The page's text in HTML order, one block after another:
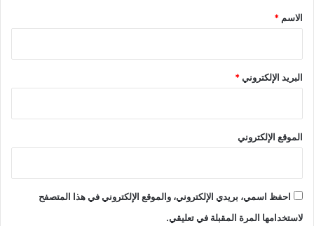
*
الاسم *
البريد الإلكتروني*
الموقع الإلكتروني
احفظ اسمي، بريدي الإلكتروني، والموقع الإلكتروني في هذا المتصفح
لاستخدامها المرة المقبلة في تعليقي.